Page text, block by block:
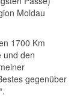
Moldau
1700 Km
und den
gegenüber